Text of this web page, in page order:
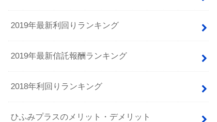
2019年最新利回りランキング
2019年最新信託報酬ランキング
2018年利回りランキング
ひふみプラスのメリット・デメリット